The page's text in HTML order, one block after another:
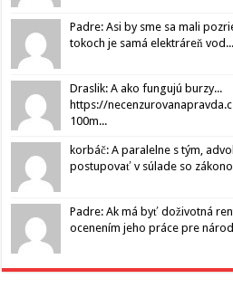
Padre: Asi by sme sa mali
tokoch je samá elektráreň vod...
Draslik: A ako fungujú burzy...
https://
100m...
korbáč: A paralelne s tým,
postupovať v súlade so
Padre: Ak má byť doživotná
ocenením jeho práce pre